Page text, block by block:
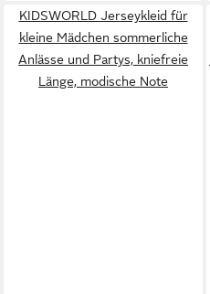
KIDSWORLD Jerseykleid für
kleine Mädchen sommerliche
Anlässe und Partys, kniefreie
Länge, modische Note